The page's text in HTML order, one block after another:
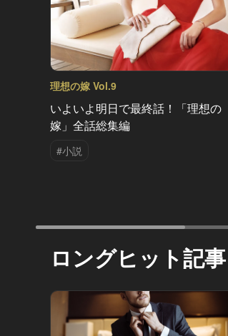
理想の嫁 Vol.9
いよいよ明日で最終話！「理想の
嫁」全話総集編
#小説
ロングヒット記事